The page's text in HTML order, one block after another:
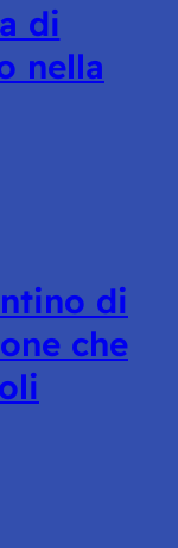
di
nella
di
che